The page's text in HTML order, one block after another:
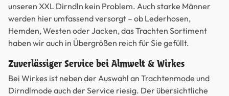
unseren XXL Dirndln kein Problem. Auch starke Männer
werden hier umfassend versorgt – ob Lederhosen,
Hemden, Westen oder Jacken, das Trachten Sortiment
haben wir auch in Übergrößen reich für Sie gefüllt.
Zuverlässiger Service bei Almwelt & Wirkes
Bei Wirkes ist neben der Auswahl an Trachtenmode und
Dirndlmode auch der Service riesig. Der übersichtliche